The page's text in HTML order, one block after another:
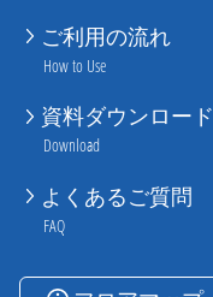
ご利用の流れ
How to Use
資料ダウンロード
Download
よくあるご質問
FAQ